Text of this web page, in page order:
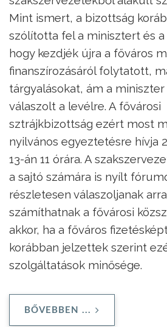
Mint ismert, a bizottság
szólította fel a minisztert és
hogy kezdjék újra a főváros
finanszírozásáról folytatott,
tárgyalásokat, ám a
válaszolt a levélre. A fővárosi
sztrájkbizottság ezért most
nyilvános egyeztetésre hívja
13-án 11 órára. A
a sajtó számára is nyílt
részletesen válaszoljanak
számíthatnak a fővárosi
akkor, ha a főváros
korábban jelzettek szerint
szolgáltatások minősége.
BŐVEBBEN ...